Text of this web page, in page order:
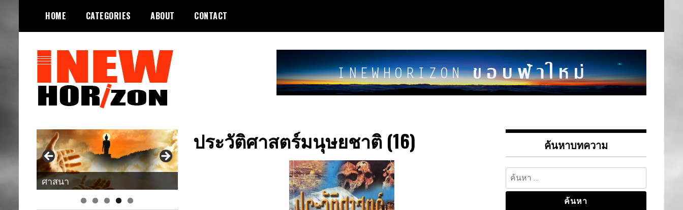
content
HOME CATEGORIES ABOUT CONTACT
INEWHORIZON
ประวัติศาสตร์มนุษยชาติ (16)
ศาสนา
ค้นหาบทความ
ค้นหา
สำหรับ: